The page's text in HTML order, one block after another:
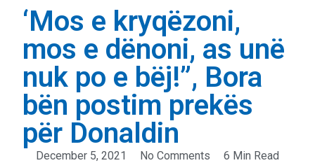
‘Mos e kryqëzoni,
mos e dënoni, as unë
nuk po e bëj!”, Bora
bën postim prekës
për Donaldin
December 5, 2021 No Comments
6 Min Read